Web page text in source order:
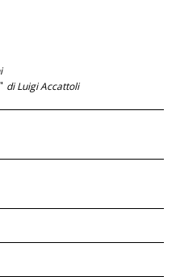
di Luigi Accattoli